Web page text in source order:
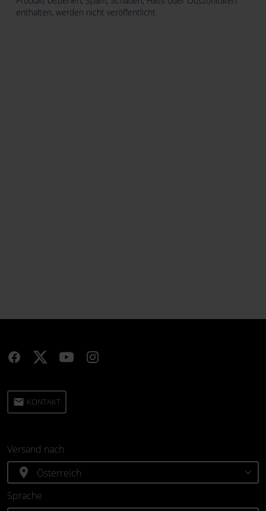
enthalten, werden nicht veröffentlicht.
email KONTAKT
Versand nach
location_on
Sprache